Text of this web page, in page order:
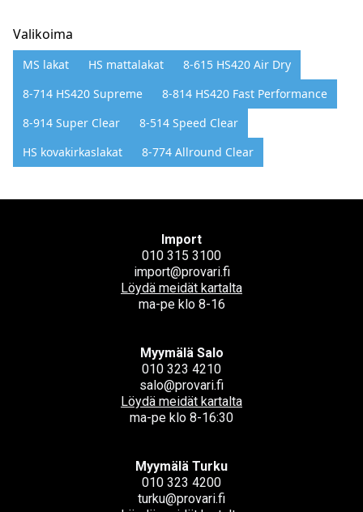
Valikoima
MS lakat HS mattalakat
8-615 HS420 Air Dry
8-714 HS420 Supreme
8-814 HS420 Fast Performance
8-914 Super Clear
8-514 Speed Clear
HS kovakirkaslakat
8-774 Allround Clear
Import
010 315 3100
import@provari.fi
Löydä meidät kartalta
ma-pe klo 8-16
Myymälä Salo
010 323 4210
salo@provari.fi
Löydä meidät kartalta
ma-pe klo 8-16:30
Myymälä Turku
010 323 4200
turku@provari.fi